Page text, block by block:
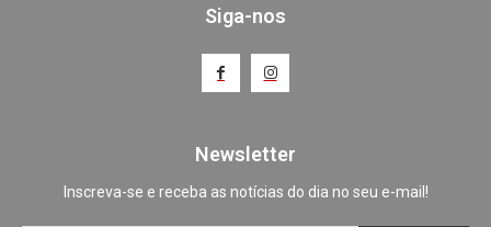
Siga-nos
Newsletter
Inscreva-se e receba as notícias do dia no seu e-mail!